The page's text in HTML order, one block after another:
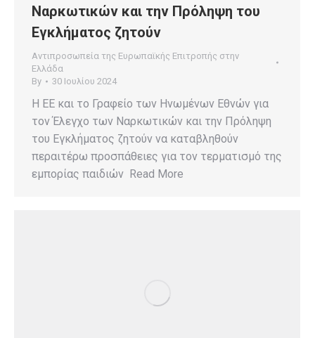
Ναρκωτικών και την Πρόληψη του
Εγκλήματος ζητούν
Αντιπροσωπεία της Ευρωπαϊκής Επιτροπής στην
Ελλάδα
By
30 Ιουλίου 2024
Η ΕΕ και το Γραφείο των Ηνωμένων Εθνών για
τον Έλεγχο των Ναρκωτικών και την Πρόληψη
του Εγκλήματος ζητούν να καταβληθούν
περαιτέρω προσπάθειες για τον τερματισμό της
εμπορίας παιδιών Read More